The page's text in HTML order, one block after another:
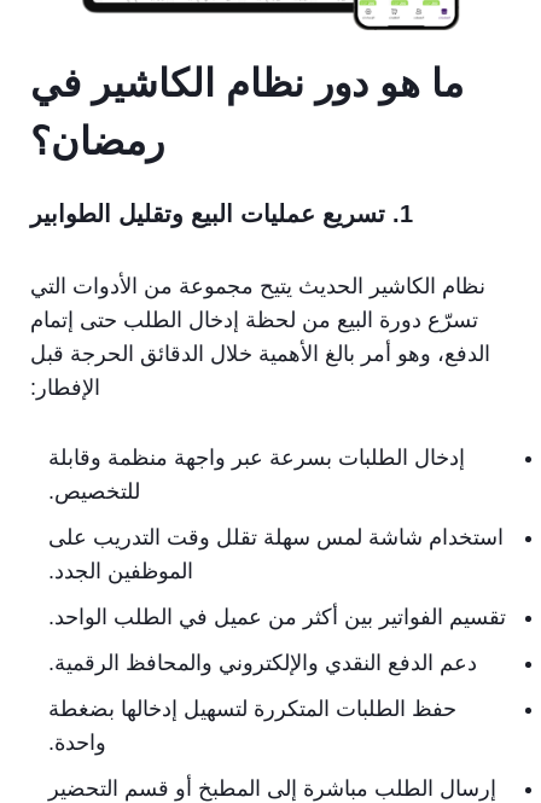
ما هو دور نظام الكاشير في
رمضان؟
1. تسريع عمليات البيع وتقليل الطوابير
نظام الكاشير الحديث يتيح مجموعة من الأدوات التي
تسرّع دورة البيع من لحظة إدخال الطلب حتى إتمام
الدفع، وهو أمر بالغ الأهمية خلال الدقائق الحرجة قبل
الإفطار:
إدخال الطلبات بسرعة عبر واجهة منظمة وقابلة
للتخصيص.
استخدام شاشة لمس سهلة تقلل وقت التدريب على
الموظفين الجدد.
تقسيم الفواتير بين أكثر من عميل في الطلب الواحد.
دعم الدفع النقدي والإلكتروني والمحافظ الرقمية.
حفظ الطلبات المتكررة لتسهيل إدخالها بضغطة
واحدة.
إرسال الطلب مباشرة إلى المطبخ أو قسم التحضير